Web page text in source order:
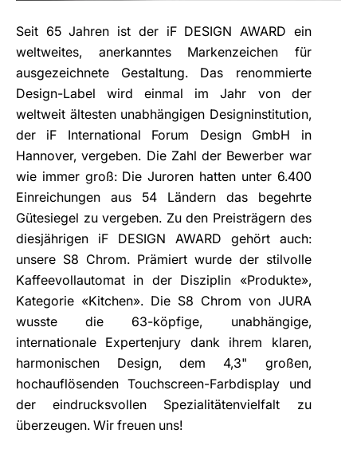
Seit 65 Jahren ist der iF DESIGN AWARD ein
weltweites, anerkanntes Markenzeichen für
ausgezeichnete Gestaltung. Das renommierte
Design-Label wird einmal im Jahr von der
weltweit ältesten unabhängigen Designinstitution,
der iF International Forum Design GmbH in
Hannover, vergeben. Die Zahl der Bewerber war
wie immer groß: Die Juroren hatten unter 6.400
Einreichungen aus 54 Ländern das begehrte
Gütesiegel zu vergeben. Zu den Preisträgern des
diesjährigen iF DESIGN AWARD gehört auch:
unsere S8 Chrom. Prämiert wurde der stilvolle
Kaffeevollautomat in der Disziplin «Produkte»,
Kategorie «Kitchen». Die S8 Chrom von JURA
wusste die 63-köpfige, unabhängige,
internationale Expertenjury dank ihrem klaren,
harmonischen Design, dem 4,3" großen,
hochauflösenden Touchscreen-Farbdisplay und
der eindrucksvollen Spezialitätenvielfalt zu
überzeugen. Wir freuen uns!